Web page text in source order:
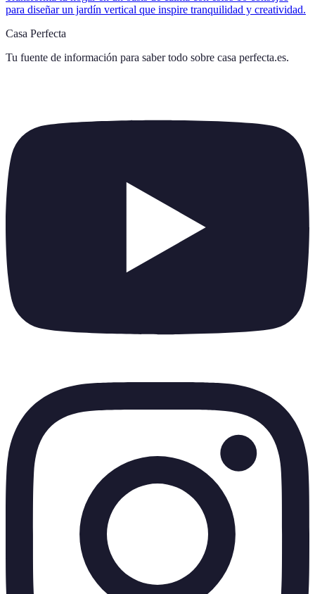
para diseñar un jardín vertical que inspire tranquilidad y creatividad.
Casa Perfecta
Tu fuente de información para saber todo sobre casa perfecta.es.